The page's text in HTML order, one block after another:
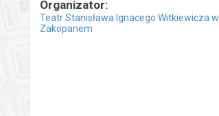
Organizator:
Teatr Stanisława Ignacego Witkiewicza w
Zakopanem